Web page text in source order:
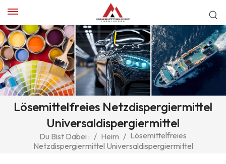
Lösemittelfreies Netzdispergiermittel
Universaldispergiermittel
Du Bist Dabei : / Heim / Lösemittelfreies
Netzdispergiermittel Universaldispergiermittel